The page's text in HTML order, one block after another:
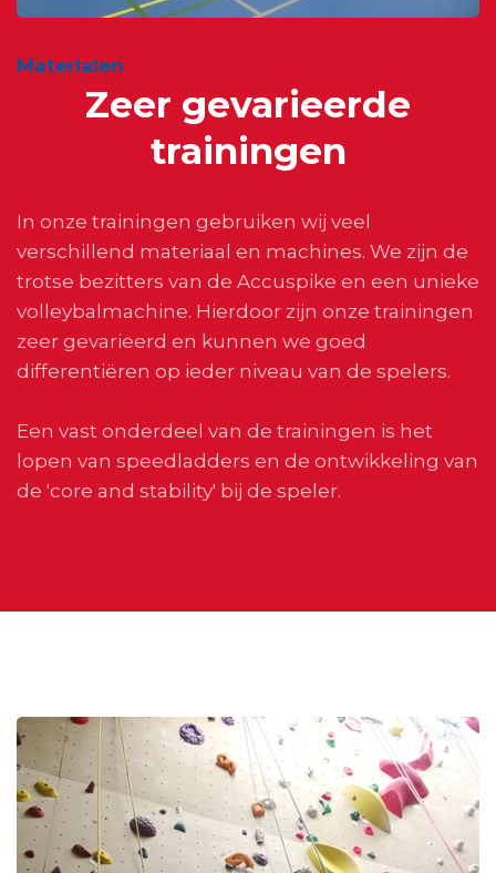
Materialen
Zeer gevarieerde
trainingen
In onze trainingen gebruiken wij veel
verschillend materiaal en machines. We zijn de
trotse bezitters van de Accuspike en een unieke
volleybalmachine. Hierdoor zijn onze trainingen
zeer gevarieerd en kunnen we goed
differentiëren op ieder niveau van de spelers.
Een vast onderdeel van de trainingen is het
lopen van speedladders en de ontwikkeling van
de 'core and stability' bij de speler.